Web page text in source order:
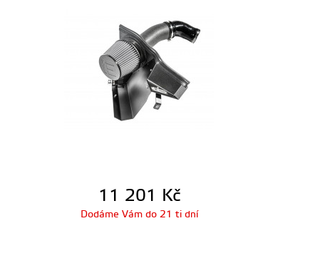
11 201 Kč
Dodáme Vám do 21 ti dní